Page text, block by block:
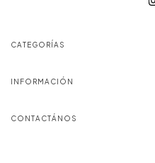
CATEGORÍAS
INFORMACIÓN
CONTACTÁNOS